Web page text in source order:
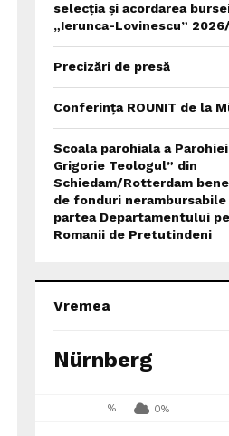
selecția și acordarea
„Ierunca-Lovinescu”
Precizări de presă
Conferința ROUNIT de la
Scoala parohiala a
Grigorie Teologul” din
Schiedam/Rotterdam
de fonduri nerambursabile
partea Departamentului
Romanii de Pretutindeni
Vremea
Nürnberg
% 0%